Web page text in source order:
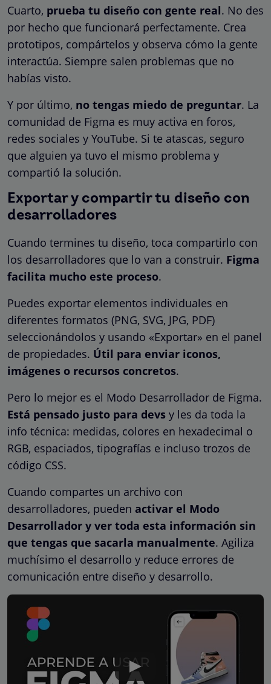
Cuarto, prueba tu diseño con gente real. No des
por hecho que funcionará perfectamente. Crea
prototipos, compártelos y observa cómo la gente
interactúa. Siempre salen problemas que no
habías visto.
Y por último, no tengas miedo de preguntar. La
comunidad de Figma es muy activa en foros,
redes sociales y YouTube. Si te atascas, seguro
que alguien ya tuvo el mismo problema y
compartió la solución.
Exportar y compartir tu diseño con
desarrolladores
Cuando termines tu diseño, toca compartirlo con
los desarrolladores que lo van a construir. Figma
facilita mucho este proceso.
Puedes exportar elementos individuales en
diferentes formatos (PNG, SVG, JPG, PDF)
seleccionándolos y usando «Exportar» en el panel
de propiedades. Útil para enviar iconos,
imágenes o recursos concretos.
Pero lo mejor es el Modo Desarrollador de Figma.
Está pensado justo para devs y les da toda la
info técnica: medidas, colores en hexadecimal o
RGB, espaciados, tipografías e incluso trozos de
código CSS.
Cuando compartes un archivo con
desarrolladores, pueden activar el Modo
Desarrollador y ver toda esta información sin
que tengas que sacarla manualmente. Agiliza
muchísimo el desarrollo y reduce errores de
comunicación entre diseño y desarrollo.